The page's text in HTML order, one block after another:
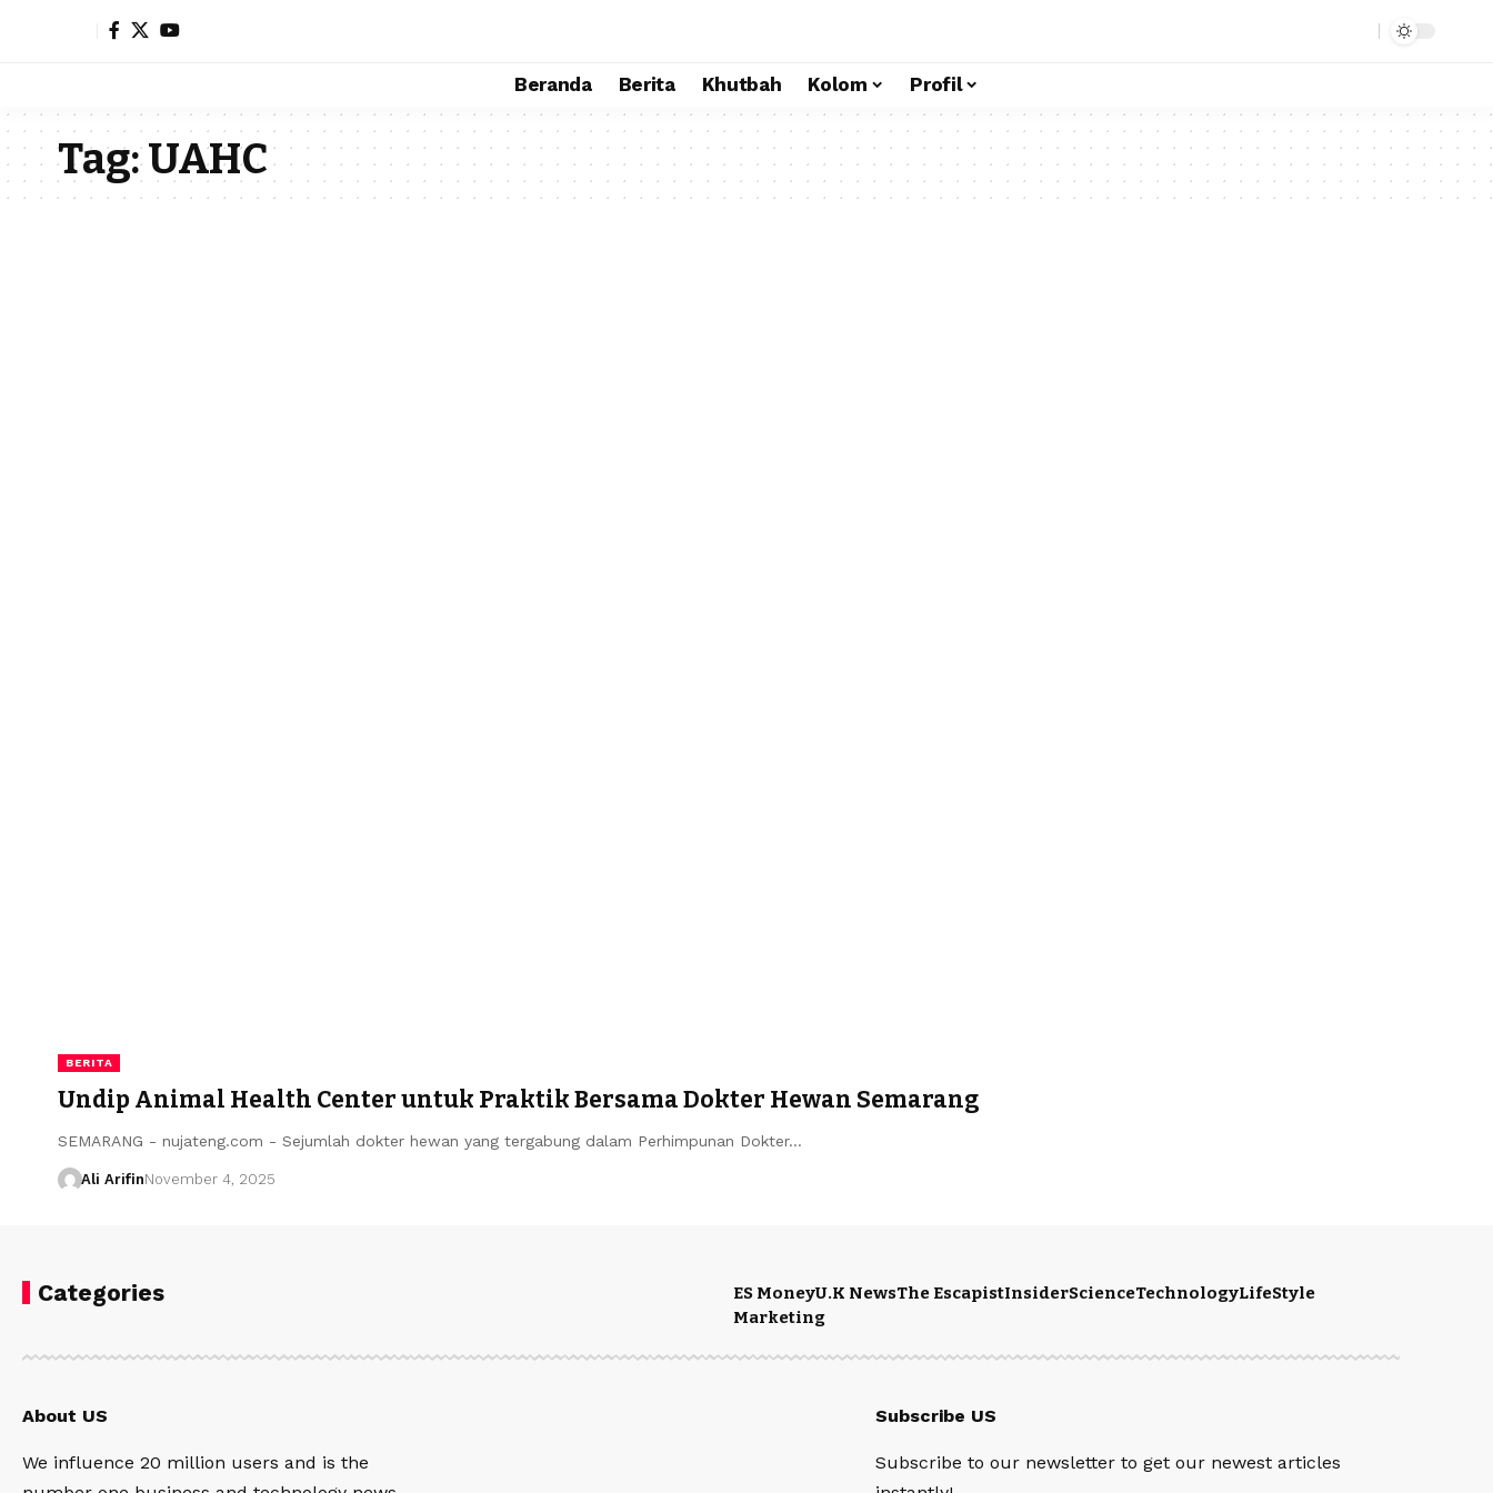
Beranda Berita Khutbah Kolom Profil
Tag:UAHC
BERITA
Undip Animal Health Center untuk Praktik Bersama Dokter Hewan Semarang
SEMARANG - nujateng.com - Sejumlah dokter hewan yang tergabung dalam Perhimpunan Dokter…
Ali ArifinNovember 4, 2025
Categories ES MoneyU.K NewsThe EscapistInsiderScienceTechnologyLifeStyle
Marketing
About US
We influence 20 million users and is the
Subscribe US
Subscribe to our newsletter to get our newest articles